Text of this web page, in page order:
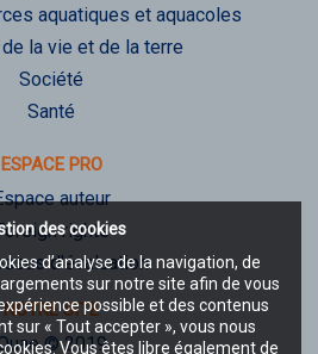
des cookies
d’analyse de la navigation, de
sur notre site afin de vous
possible et des contenus
sur « Tout accepter », vous nous
Vous êtes libre également de
aquatiques et aquacoles
la vie et de la terre
Société
Santé
ESPACE PRO
auteur
rights
d'évaluation
NOTRE SITE
© 2019